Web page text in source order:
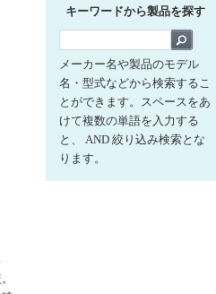
キーワードから製品を探す
メーカー名や製品のモデル
名・型式などから検索するこ
とができます。スペースをあ
けて複数の単語を入力する
と、 AND 絞り込み検索とな
ります。